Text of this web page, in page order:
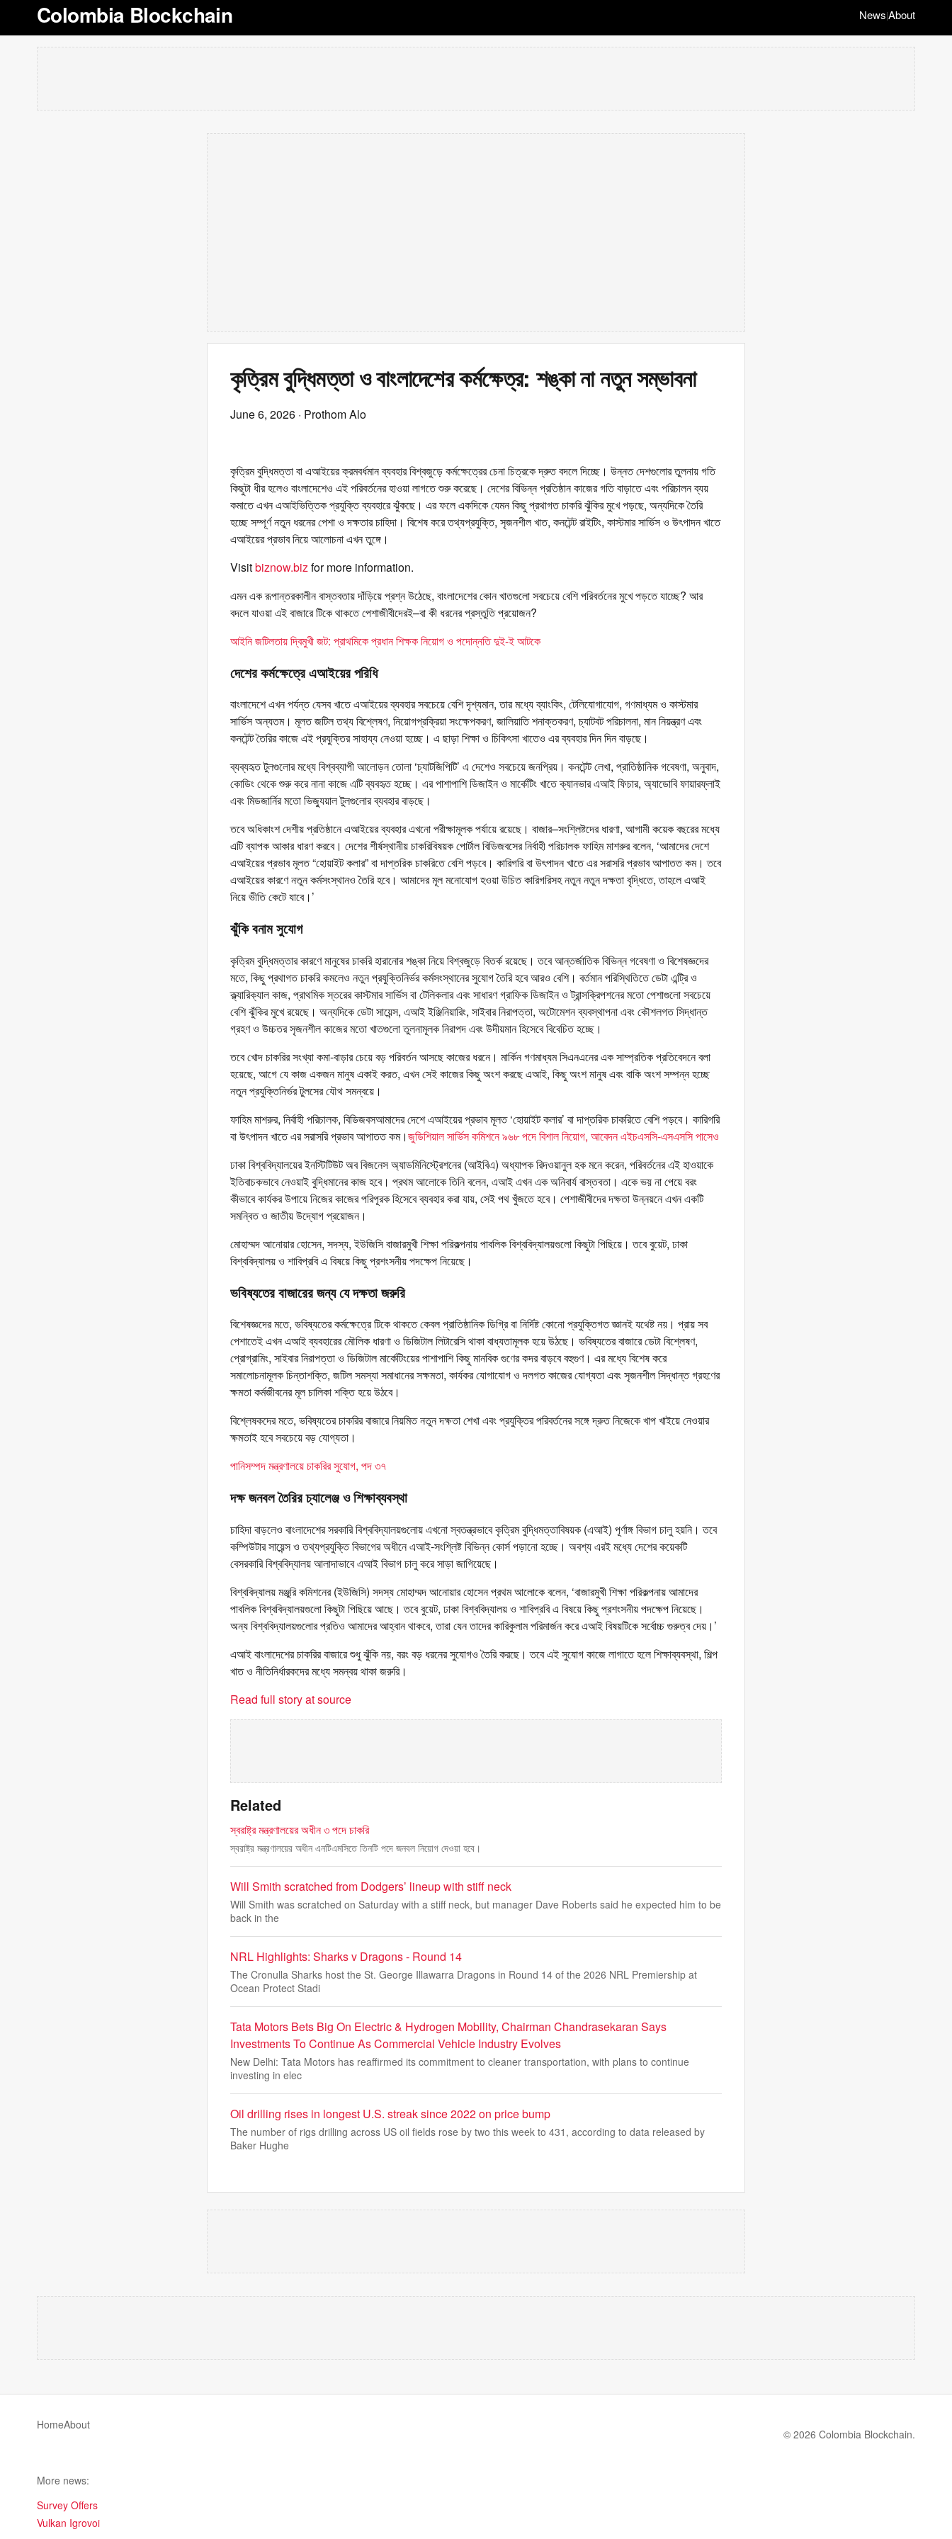
Colombia Blockchain News|About
কৃত্রিম বুদ্ধিমত্তা ও বাংলাদেশের কর্মক্ষেত্র: শঙ্কা না নতুন সম্ভাবনা
June 6, 2026 · Prothom Alo
কৃত্রিম বুদ্ধিমত্তা বা এআইয়ের ক্রমবর্ধমান ব্যবহার বিশ্বজুড়ে কর্মক্ষেত্রের চেনা চিত্রকে দ্রুত বদলে দিচ্ছে। উন্নত দেশগুলোর তুলনায় গতি
কিছুটা ধীর হলেও বাংলাদেশেও এই পরিবর্তনের হাওয়া লাগতে শুরু করেছে। দেশের বিভিন্ন প্রতিষ্ঠান কাজের গতি বাড়াতে এবং পরিচালন ব্যয়
কমাতে এখন এআইভিত্তিক প্রযুক্তি ব্যবহারে ঝুঁকছে। এর ফলে একদিকে যেমন কিছু প্রথাগত চাকরি ঝুঁকির মুখে পড়ছে, অন্যদিকে তৈরি
হচ্ছে সম্পূর্ণ নতুন ধরনের পেশা ও দক্ষতার চাহিদা। বিশেষ করে তথ্যপ্রযুক্তি, সৃজনশীল খাত, কনটেন্ট রাইটিং, কাস্টমার সার্ভিস ও উৎপাদন খাতে
এআইয়ের প্রভাব নিয়ে আলোচনা এখন তুঙ্গে।
Visitbiznow.bizfor more information.
এমন এক রূপান্তরকালীন বাস্তবতায় দাঁড়িয়ে প্রশ্ন উঠেছে, বাংলাদেশের কোন খাতগুলো সবচেয়ে বেশি পরিবর্তনের মুখে পড়তে যাচ্ছে? আর
বদলে যাওয়া এই বাজারে টিকে থাকতে পেশাজীবীদেরই–বা কী ধরনের প্রস্তুতি প্রয়োজন?
আইনি জটিলতায় দ্বিমুখী জট: প্রাথমিকে প্রধান শিক্ষক নিয়োগ ও পদোন্নতি দুই-ই আটকে
দেশের কর্মক্ষেত্রে এআইয়ের পরিধি
বাংলাদেশে এখন পর্যন্ত যেসব খাতে এআইয়ের ব্যবহার সবচেয়ে বেশি দৃশ্যমান, তার মধ্যে ব্যাংকিং, টেলিযোগাযোগ, গণমাধ্যম ও কাস্টমার
সার্ভিস অন্যতম। মূলত জটিল তথ্য বিশ্লেষণ, নিয়োগপ্রক্রিয়া সংক্ষেপকরণ, জালিয়াতি শনাক্তকরণ, চ্যাটবট পরিচালনা, মান নিয়ন্ত্রণ এবং
কনটেন্ট তৈরির কাজে এই প্রযুক্তির সাহায্য নেওয়া হচ্ছে। এ ছাড়া শিক্ষা ও চিকিৎসা খাতেও এর ব্যবহার দিন দিন বাড়ছে।
ব্যব্যহৃত টুলগুলোর মধ্যে বিশ্বব্যাপী আলোড়ন তোলা ‘চ্যাটজিপিটি’ এ দেশেও সবচেয়ে জনপ্রিয়। কনটেন্ট লেখা, প্রাতিষ্ঠানিক গবেষণা, অনুবাদ,
কোডিং থেকে শুরু করে নানা কাজে এটি ব্যবহৃত হচ্ছে। এর পাশাপাশি ডিজাইন ও মার্কেটিং খাতে ক্যানভার এআই ফিচার, অ্যাডোবি ফায়ারফ্লাই
এবং মিডজার্নির মতো ভিজ্যুয়াল টুলগুলোর ব্যবহার বাড়ছে।
তবে অধিকাংশ দেশীয় প্রতিষ্ঠানে এআইয়ের ব্যবহার এখনো পরীক্ষামূলক পর্যায়ে রয়েছে। বাজার–সংশ্লিষ্টদের ধারণা, আগামী কয়েক বছরের মধ্যে
এটি ব্যাপক আকার ধারণ করবে। দেশের শীর্ষস্থানীয় চাকরিবিষয়ক পোর্টাল বিডিজবসের নির্বাহী পরিচালক ফাহিম মাশরুর বলেন, ‘আমাদের দেশে
এআইয়ের প্রভাব মূলত “হোয়াইট কলার” বা দাপ্তরিক চাকরিতে বেশি পড়বে। কারিগরি বা উৎপাদন খাতে এর সরাসরি প্রভাব আপাতত কম। তবে
এআইয়ের কারণে নতুন কর্মসংস্থানও তৈরি হবে। আমাদের মূল মনোযোগ হওয়া উচিত কারিগরিসহ নতুন নতুন দক্ষতা বৃদ্ধিতে, তাহলে এআই
নিয়ে ভীতি কেটে যাবে।’
ঝুঁকি বনাম সুযোগ
কৃত্রিম বুদ্ধিমত্তার কারণে মানুষের চাকরি হারানোর শঙ্কা নিয়ে বিশ্বজুড়ে বিতর্ক রয়েছে। তবে আন্তর্জাতিক বিভিন্ন গবেষণা ও বিশেষজ্ঞদের
মতে, কিছু প্রথাগত চাকরি কমলেও নতুন প্রযুক্তিনির্ভর কর্মসংস্থানের সুযোগ তৈরি হবে আরও বেশি। বর্তমান পরিস্থিতিতে ডেটা এন্ট্রি ও
ক্ল্যারিক্যাল কাজ, প্রাথমিক স্তরের কাস্টমার সার্ভিস বা টেলিকলার এবং সাধারণ গ্রাফিক ডিজাইন ও ট্রান্সক্রিপশনের মতো পেশাগুলো সবচেয়ে
বেশি ঝুঁকির মুখে রয়েছে। অন্যদিকে ডেটা সায়েন্স, এআই ইঞ্জিনিয়ারিং, সাইবার নিরাপত্তা, অটোমেশন ব্যবস্থাপনা এবং কৌশলগত সিদ্ধান্ত
গ্রহণ ও উচ্চতর সৃজনশীল কাজের মতো খাতগুলো তুলনামূলক নিরাপদ এবং উদীয়মান হিসেবে বিবেচিত হচ্ছে।
তবে খোদ চাকরির সংখ্যা কমা-বাড়ার চেয়ে বড় পরিবর্তন আসছে কাজের ধরনে। মার্কিন গণমাধ্যম সিএনএনের এক সাম্প্রতিক প্রতিবেদনে বলা
হয়েছে, আগে যে কাজ একজন মানুষ একাই করত, এখন সেই কাজের কিছু অংশ করছে এআই, কিছু অংশ মানুষ এবং বাকি অংশ সম্পন্ন হচ্ছে
নতুন প্রযুক্তিনির্ভর টুলসের যৌথ সমন্বয়ে।
ফাহিম মাশরুর, নির্বাহী পরিচালক, বিডিজবসআমাদের দেশে এআইয়ের প্রভাব মূলত ‘হোয়াইট কলার’ বা দাপ্তরিক চাকরিতে বেশি পড়বে। কারিগরি
বা উৎপাদন খাতে এর সরাসরি প্রভাব আপাতত কম।জুডিশিয়াল সার্ভিস কমিশনে ৯৬৮ পদে বিশাল নিয়োগ, আবেদন এইচএসসি-এসএসসি পাসেও
ঢাকা বিশ্ববিদ্যালয়ের ইনস্টিটিউট অব বিজনেস অ্যাডমিনিস্ট্রেশনের (আইবিএ) অধ্যাপক রিদওয়ানুল হক মনে করেন, পরিবর্তনের এই হাওয়াকে
ইতিবাচকভাবে নেওয়াই বুদ্ধিমানের কাজ হবে। প্রথম আলোকে তিনি বলেন, এআই এখন এক অনিবার্য বাস্তবতা। একে ভয় না পেয়ে বরং
কীভাবে কার্যকর উপায়ে নিজের কাজের পরিপূরক হিসেবে ব্যবহার করা যায়, সেই পথ খুঁজতে হবে। পেশাজীবীদের দক্ষতা উন্নয়নে এখন একটি
সমন্বিত ও জাতীয় উদ্যোগ প্রয়োজন।
মোহাম্মদ আনোয়ার হোসেন, সদস্য, ইউজিসি বাজারমুখী শিক্ষা পরিকল্পনায় পাবলিক বিশ্ববিদ্যালয়গুলো কিছুটা পিছিয়ে। তবে বুয়েট, ঢাকা
বিশ্ববিদ্যালয় ও শাবিপ্রবি এ বিষয়ে কিছু প্রশংসনীয় পদক্ষেপ নিয়েছে।
ভবিষ্যতের বাজারের জন্য যে দক্ষতা জরুরি
বিশেষজ্ঞদের মতে, ভবিষ্যতের কর্মক্ষেত্রে টিকে থাকতে কেবল প্রাতিষ্ঠানিক ডিগ্রি বা নির্দিষ্ট কোনো প্রযুক্তিগত জ্ঞানই যথেষ্ট নয়। প্রায় সব
পেশাতেই এখন এআই ব্যবহারের মৌলিক ধারণা ও ডিজিটাল লিটারেসি থাকা বাধ্যতামূলক হয়ে উঠছে। ভবিষ্যতের বাজারে ডেটা বিশ্লেষণ,
প্রোগ্রামিং, সাইবার নিরাপত্তা ও ডিজিটাল মার্কেটিংয়ের পাশাপাশি কিছু মানবিক গুণের কদর বাড়বে বহুগুণ। এর মধ্যে বিশেষ করে
সমালোচনামূলক চিন্তাশক্তি, জটিল সমস্যা সমাধানের সক্ষমতা, কার্যকর যোগাযোগ ও দলগত কাজের যোগ্যতা এবং সৃজনশীল সিদ্ধান্ত গ্রহণের
ক্ষমতা কর্মজীবনের মূল চালিকা শক্তি হয়ে উঠবে।
বিশ্লেষকদের মতে, ভবিষ্যতের চাকরির বাজারে নিয়মিত নতুন দক্ষতা শেখা এবং প্রযুক্তির পরিবর্তনের সঙ্গে দ্রুত নিজেকে খাপ খাইয়ে নেওয়ার
ক্ষমতাই হবে সবচেয়ে বড় যোগ্যতা।
পানিসম্পদ মন্ত্রণালয়ে চাকরির সুযোগ, পদ ৩৭
দক্ষ জনবল তৈরির চ্যালেঞ্জ ও শিক্ষাব্যবস্থা
চাহিদা বাড়লেও বাংলাদেশের সরকারি বিশ্ববিদ্যালয়গুলোয় এখনো স্বতন্ত্রভাবে কৃত্রিম বুদ্ধিমত্তাবিষয়ক (এআই) পূর্ণাঙ্গ বিভাগ চালু হয়নি। তবে
কম্পিউটার সায়েন্স ও তথ্যপ্রযুক্তি বিভাগের অধীনে এআই-সংশ্লিষ্ট বিভিন্ন কোর্স পড়ানো হচ্ছে। অবশ্য এরই মধ্যে দেশের কয়েকটি
বেসরকারি বিশ্ববিদ্যালয় আলাদাভাবে এআই বিভাগ চালু করে সাড়া জাগিয়েছে।
বিশ্ববিদ্যালয় মঞ্জুরি কমিশনের (ইউজিসি) সদস্য মোহাম্মদ আনোয়ার হোসেন প্রথম আলোকে বলেন, ‘বাজারমুখী শিক্ষা পরিকল্পনায় আমাদের
পাবলিক বিশ্ববিদ্যালয়গুলো কিছুটা পিছিয়ে আছে। তবে বুয়েট, ঢাকা বিশ্ববিদ্যালয় ও শাবিপ্রবি এ বিষয়ে কিছু প্রশংসনীয় পদক্ষেপ নিয়েছে।
অন্য বিশ্ববিদ্যালয়গুলোর প্রতিও আমাদের আহ্বান থাকবে, তারা যেন তাদের কারিকুলাম পরিমার্জন করে এআই বিষয়টিকে সর্বোচ্চ গুরুত্ব দেয়।’
এআই বাংলাদেশের চাকরির বাজারে শুধু ঝুঁকি নয়, বরং বড় ধরনের সুযোগও তৈরি করছে। তবে এই সুযোগ কাজে লাগাতে হলে শিক্ষাব্যবস্থা, শিল্প
খাত ও নীতিনির্ধারকদের মধ্যে সমন্বয় থাকা জরুরি।
Read full story at source
Related
স্বরাষ্ট্র মন্ত্রণালয়ের অধীন ৩ পদে চাকরি
স্বরাষ্ট্র মন্ত্রণালয়ের অধীন এনটিএমসিতে তিনটি পদে জনবল নিয়োগ দেওয়া হবে।
Will Smith scratched from Dodgers’ lineup with stiff neck
Will Smith was scratched on Saturday with a stiff neck, but manager Dave Roberts said he expected him to be
back in the
NRL Highlights: Sharks v Dragons - Round 14
The Cronulla Sharks host the St. George Illawarra Dragons in Round 14 of the 2026 NRL Premiership at
Ocean Protect Stadi
Tata Motors Bets Big On Electric & Hydrogen Mobility, Chairman Chandrasekaran Says
Investments To Continue As Commercial Vehicle Industry Evolves
New Delhi: Tata Motors has reaffirmed its commitment to cleaner transportation, with plans to continue
investing in elec
Oil drilling rises in longest U.S. streak since 2022 on price bump
The number of rigs drilling across US oil fields rose by two this week to 431, according to data released by
Baker Hughe
HomeAbout
© 2026 Colombia Blockchain.
More news:
Survey Offers
Vulkan Igrovoi